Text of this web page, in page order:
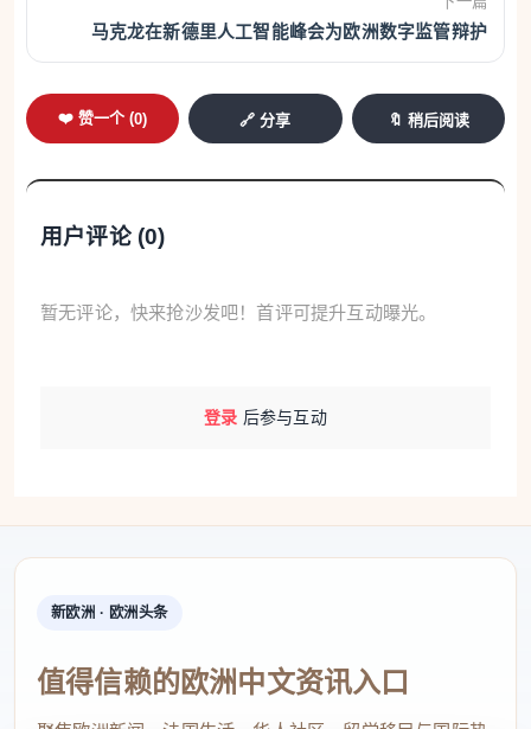
客”转向“提高消费与停留时间”。政府提出到2030年实
现1000亿欧元旅游收入的目标。
奥运效应与北美游客成为新增长动力
夜数增长9%，意大利、西班牙、比利时和荷兰游客持
水平，尤其中国游客数量仍明显偏低。
从观光大国走向高质量旅游
旅游业如今占法国国内生产总值约8%，并支撑约
马克龙在新德里人工智能峰会为欧洲数字监管辩护
❤️ 赞一个 (0) 🔗 分享 🔖 稍后阅读
用户评论 (0)
暂无评论，快来抢沙发吧！首评可提升互动曝光。
登录 后参与互动
新欧洲 · 欧洲头条
值得信赖的欧洲中文资讯入口